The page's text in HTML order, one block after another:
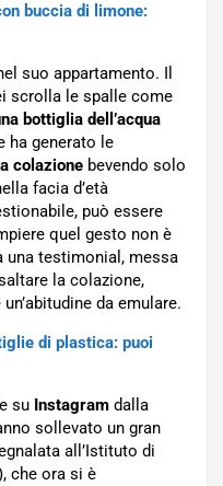
buccia di limone:
suo appartamento. Il
scrolla le spalle come
bottiglia dell’acqua
ha generato le
colazione bevendo solo
facia d’età
può essere
quel gesto non è
una testimonial, messa
la colazione,
da emulare.
di plastica: puoi
su Instagram dalla
sollevato un gran
all’Istituto di
che ora si è